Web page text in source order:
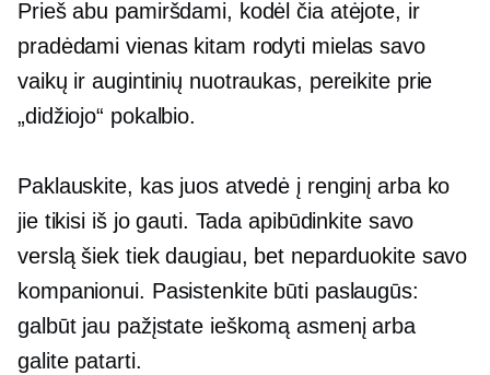
Prieš abu pamiršdami, kodėl čia atėjote, ir
pradėdami vienas kitam rodyti mielas savo
vaikų ir augintinių nuotraukas, pereikite prie
„didžiojo“ pokalbio.
Paklauskite, kas juos atvedė į renginį arba ko
jie tikisi iš jo gauti. Tada apibūdinkite savo
verslą šiek tiek daugiau, bet neparduokite savo
kompanionui. Pasistenkite būti paslaugūs:
galbūt jau pažįstate ieškomą asmenį arba
galite patarti.